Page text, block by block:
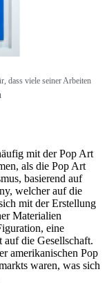
dass viele seiner Arbeiten
mit der Pop Art
als die Pop Art
basierend auf
welcher auf die
mit der Erstellung
Materialien
eine
die Gesellschaft.
amerikanischen Pop
waren, was sich